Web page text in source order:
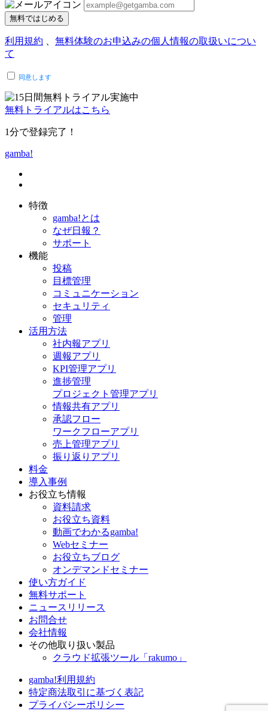
無料ではじめる
利用規約
無料体験のお申込みの個人情報の取扱いについ
て
同意します
無料トライアルはこちら
1分で登録完了！
gamba!
特徴
gamba!とは
なぜ日報？
サポート
機能
投稿
目標管理
コミュニケーション
セキュリティ
管理
活用方法
社内報アプリ
週報アプリ
KPI管理アプリ
進捗管理
プロジェクト管理アプリ
情報共有アプリ
承認フロー
ワークフローアプリ
売上管理アプリ
振り返りアプリ
料金
導入事例
お役立ち情報
資料請求
お役立ち資料
動画でわかるgamba!
Webセミナー
お役立ちブログ
オンデマンドセミナー
使い方ガイド
無料サポート
ニュースリリース
お問合せ
会社情報
その他取り扱い製品
クラウド拡張ツール「rakumo」
gamba!利用規約
特定商法取引に基づく表記
プライバシーポリシー